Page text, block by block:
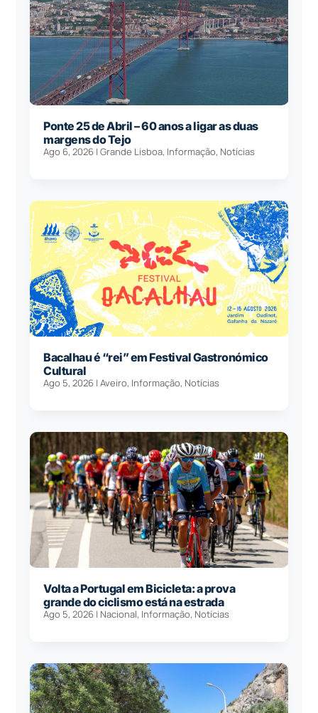
Ponte 25 de Abril – 60 anos a ligar as duas
margens do Tejo
Ago 6, 2026 |Grande Lisboa, Informação, Notícias
Bacalhau é “rei” em Festival Gastronómico
Cultural
Ago 5, 2026 |Aveiro, Informação, Notícias
Volta a Portugal em Bicicleta: a prova
grande do ciclismo está na estrada
Ago 5, 2026 | Nacional, Informação, Notícias